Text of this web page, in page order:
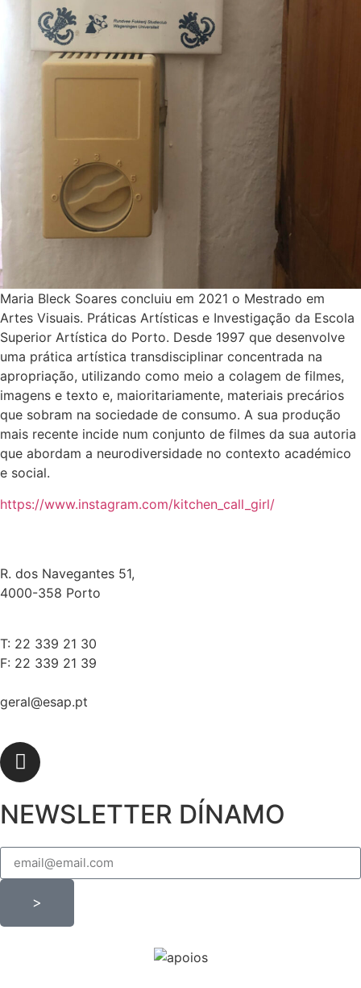
Maria Bleck Soares concluiu em 2021 o Mestrado em
Artes Visuais. Práticas Artísticas e Investigação da Escola
Superior Artística do Porto. Desde 1997 que desenvolve
uma prática artística transdisciplinar concentrada na
apropriação, utilizando como meio a colagem de filmes,
imagens e texto e, maioritariamente, materiais precários
que sobram na sociedade de consumo. A sua produção
mais recente incide num conjunto de filmes da sua autoria
que abordam a neurodiversidade no contexto académico
e social.
https://www.instagram.com/kitchen_call_girl/
R. dos Navegantes 51,
4000-358 Porto
T: 22 339 21 30
F: 22 339 21 39
geral@esap.pt
NEWSLETTER DÍNAMO
>